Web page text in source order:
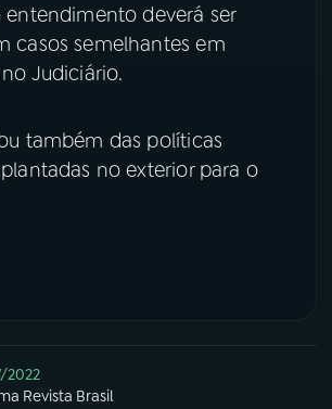
entendimento deverá ser
casos semelhantes em
Judiciário.
também das políticas
no exterior para o
2022
Revista Brasil